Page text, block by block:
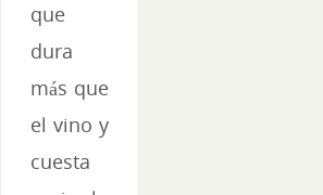
que
dura
más que
el vino y
cuesta